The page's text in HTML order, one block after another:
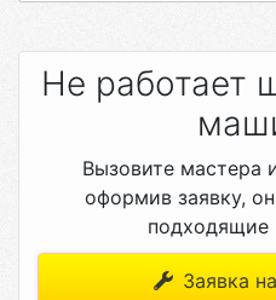
Не работает
Вызовите мастера
оформив заявку,
подходящие
Заявка